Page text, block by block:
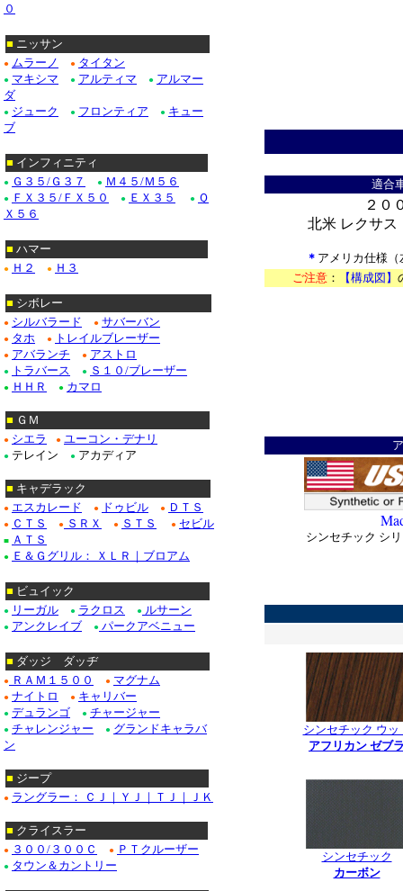
適合
２０
北米 レクサス
＊ アメリカ仕様
ご注意 ： 【構成図】
シンセチック シ
シンセチック ウッ
アフリカン ゼブ
シンセチック
カーボン
０
■ ニッサン
● ムラーノ ● タイタン
● マキシマ ● アルティマ ● アルマー
ダ
● ジューク ● フロンティア ● キュー
ブ
■ インフィニティ
● Ｇ３５/Ｇ３７ ● Ｍ４５/Ｍ５６
● ＦＸ３５/ＦＸ５０ ● ＥＸ３５ ● Ｑ
Ｘ５６
■ ハマー
● Ｈ２ ● Ｈ３
■ シボレー
● シルバラード ● サバーバン
● タホ ● トレイルブレーザー
● アバランチ ● アストロ
● トラバース ● Ｓ１０/ブレーザー
● ＨＨＲ ● カマロ
■ ＧＭ
● シエラ ● ユーコン・デナリ
● テレイン ● アカディア
■ キャデラック
● エスカレード ● ドゥビル ● ＤＴＳ
● ＣＴＳ ● ＳＲＸ ● ＳＴＳ ● セビル
■ ＡＴＳ
● Ｅ＆Ｇグリル： ＸＬＲ｜ブロアム
■ ビュイック
● リーガル ● ラクロス ● ルサーン
● アンクレイブ ● パークアベニュー
■ ダッジ ダッヂ
● ＲＡＭ１５００ ● マグナム
● ナイトロ ● キャリバー
● デュランゴ ● チャージャー
● チャレンジャー ● グランドキャラバ
ン
■ ジープ
● ラングラー： ＣＪ｜ＹＪ｜ＴＪ｜ＪＫ
■ クライスラー
● ３００/３００Ｃ ● ＰＴクルーザー
● タウン＆カントリー